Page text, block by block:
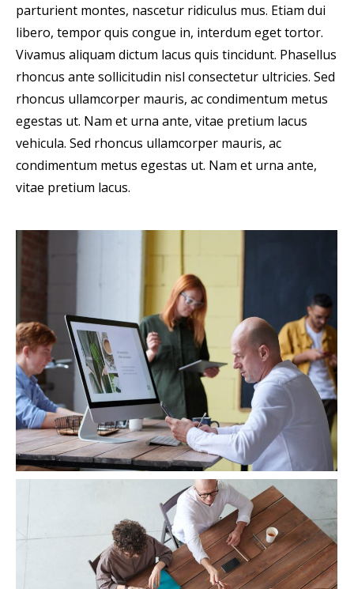
parturient montes, nascetur ridiculus mus. Etiam dui
libero, tempor quis congue in, interdum eget tortor.
Vivamus aliquam dictum lacus quis tincidunt. Phasellus
rhoncus ante sollicitudin nisl consectetur ultricies. Sed
rhoncus ullamcorper mauris, ac condimentum metus
egestas ut. Nam et urna ante, vitae pretium lacus
vehicula. Sed rhoncus ullamcorper mauris, ac
condimentum metus egestas ut. Nam et urna ante,
vitae pretium lacus.